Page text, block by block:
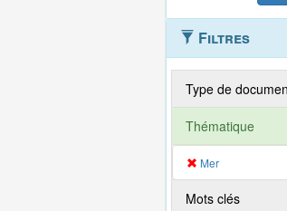
Filtres
Type de
Thématique
Mer
Mots clés